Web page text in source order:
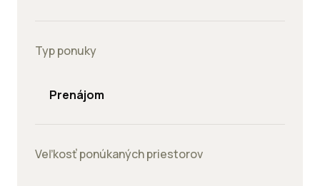
Typ ponuky
Prenájom
Veľkosť ponúkaných priestorov